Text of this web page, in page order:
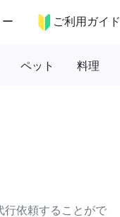
ご利用ガイド
ペット 料理
行依頼することがで